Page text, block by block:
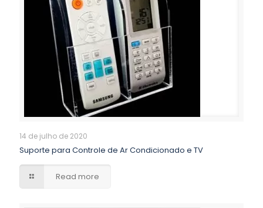
14 de julho de 2020
Suporte para Controle de Ar Condicionado e TV
Read more